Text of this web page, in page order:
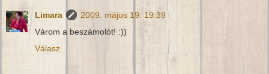
Limara
2009. május 19. 19:39
Várom a beszámolót! :))
Válasz